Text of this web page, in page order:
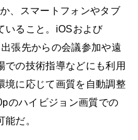
、スマートフォンやタブ
いること。iOSおよび
張先からの会議参加や遠
での技術指導などにも利用
境に応じて画質を自動調整
のハイビジョン画質での
だ。